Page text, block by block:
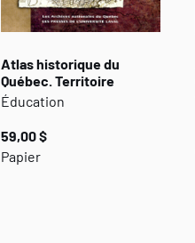
Atlas historique du
Québec. Territoire
Éducation
59,00 $
Papier